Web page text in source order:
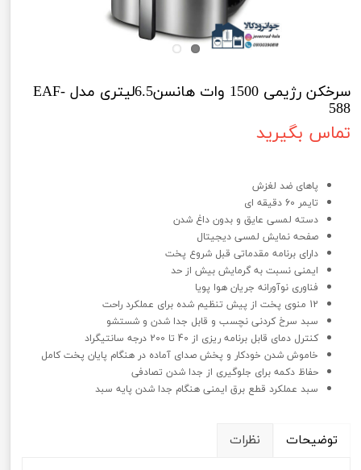
سرخکن رژیمی 1500 وات هانسن6.5لیتری مدل EAF-
588
تماس بگیرید
پاهای ضد لغزش
تایمر 60 دقیقه ای
دسته لمسی عایق و بدون داغ شدن
صفحه نمایش لمسی دیجیتال
دارای برنامه مقدماتی قبل شروع پخت
ایمنی نسبت به گرمایش بیش از حد
فناوری نوآورانه جریان هوا پویا
12 منوی پخت از پیش تنظیم شده برای عملکرد راحت
سبد سرخ کردنی نچسب و قابل جدا شدن و شستشو
کنترل دمای قابل برنامه ریزی از 40 تا 200 درجه سانتیگراد
خاموش شدن خودکار و پخش صدای آماده در هنگام پایان پخت کامل
حفاظ دکمه برای جلوگیری از جدا شدن تصادفی
سبد عملکرد قطع برق ایمنی هنگام جدا شدن پایه سبد
توضیحات نظرات